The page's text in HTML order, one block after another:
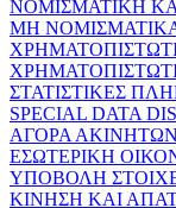
ΝΟΜΙΣΜΑΤΙΚΗ
ΜΗ
ΣΤΑΤΙΣΤΙΚΕΣ
SPECIAL DATA
ΑΓΟΡΑ ΑΚΙΝΗΤΩΝ
ΕΣΩΤΕΡΙΚΗ
ΥΠΟΒΟΛΗ
ΚΙΝΗΣΗ ΚΑΙ